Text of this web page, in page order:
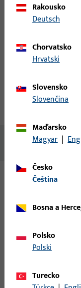
Žádný obsah není k
Pro tento produkt
Rakousko
Deutsch
Chorvatsko
Hrvatski
Slovensko
Slovenčina
Maďarsko
Magyar |
Česko
čeština
Bosna a
Polsko
Polski
Turecko